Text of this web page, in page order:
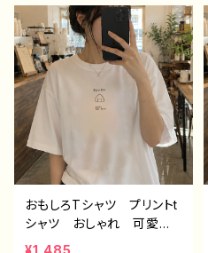
UOS OPPO ワイモバイ
ル etc. 手帳型 全機種
対応
おもしろTシャツ プリントt
シャツ おしゃれ 可愛
い ゆるかわ メンズ レ
¥1,485